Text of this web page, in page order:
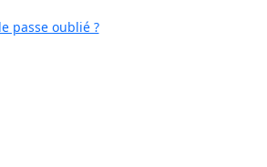
passe oublié ?